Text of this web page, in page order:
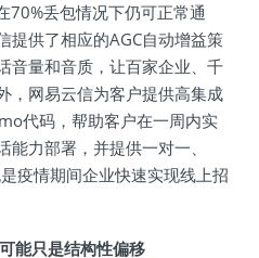
70%丢包情况下仍可正常通
提供了相应的AGC自动增益策
音量和音质，让百家企业、千
，网易云信为客户提供高集成
代码，帮助客户在一周内实
力部署，并提供一对一、
疫情期间企业快速实现线上招
能只是结构性偏移